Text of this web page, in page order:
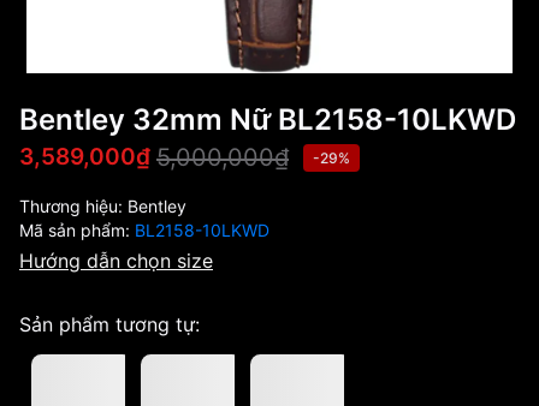
Bentley 32mm Nữ BL2158-10LKWD
3,589,000₫ 5,000,000₫ -29%
Thương hiệu: Bentley
Mã sản phẩm: BL2158-10LKWD
Hướng dẫn chọn size
Sản phẩm tương tự: